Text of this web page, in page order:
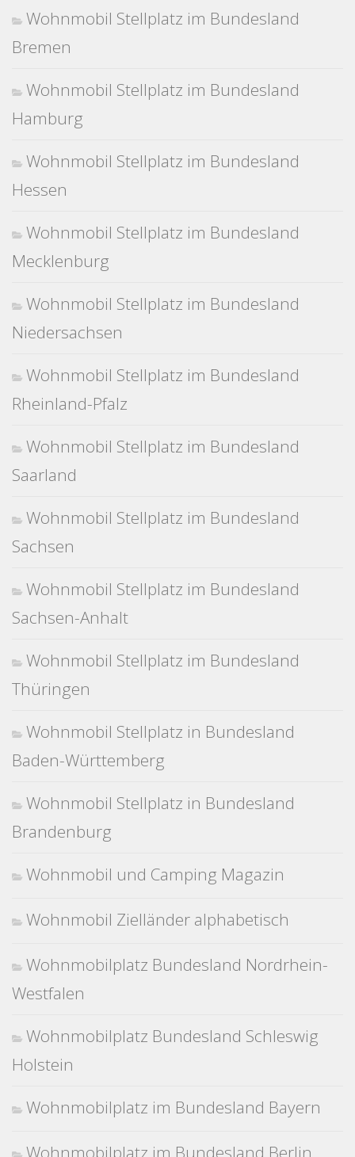
Wohnmobil Stellplatz im Bundesland
Bremen
Wohnmobil Stellplatz im Bundesland
Hamburg
Wohnmobil Stellplatz im Bundesland
Hessen
Wohnmobil Stellplatz im Bundesland
Mecklenburg
Wohnmobil Stellplatz im Bundesland
Niedersachsen
Wohnmobil Stellplatz im Bundesland
Rheinland-Pfalz
Wohnmobil Stellplatz im Bundesland
Saarland
Wohnmobil Stellplatz im Bundesland
Sachsen
Wohnmobil Stellplatz im Bundesland
Sachsen-Anhalt
Wohnmobil Stellplatz im Bundesland
Thüringen
Wohnmobil Stellplatz in Bundesland
Baden-Württemberg
Wohnmobil Stellplatz in Bundesland
Brandenburg
Wohnmobil und Camping Magazin
Wohnmobil Zielländer alphabetisch
Wohnmobilplatz Bundesland Nordrhein-
Westfalen
Wohnmobilplatz Bundesland Schleswig
Holstein
Wohnmobilplatz im Bundesland Bayern
Wohnmobilplatz im Bundesland Berlin